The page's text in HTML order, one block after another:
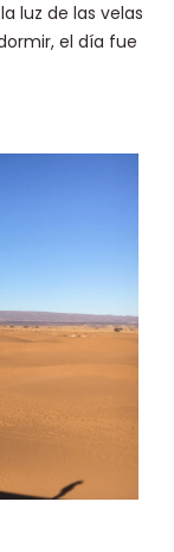
luz de las velas
el día fue